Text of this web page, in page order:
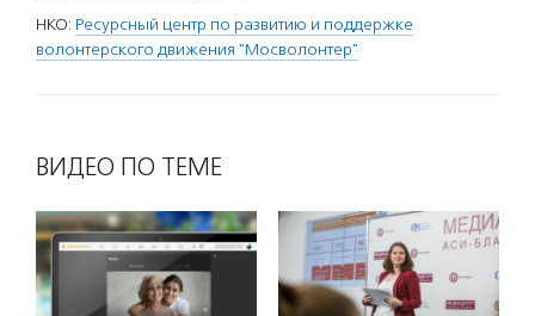
НКО: Ресурсный центр по развитию и поддержке
волонтерского движения "Мосволонтер"
ВИДЕО ПО ТЕМЕ